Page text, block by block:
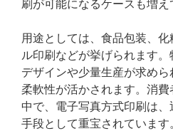
刷が可能になるケースも増え
用途としては、食品包装、
ル印刷などが挙げられます
デザインや少量生産が求め
柔軟性が活かされます。消
中で、電子写真方式印刷は
手段として重宝されています